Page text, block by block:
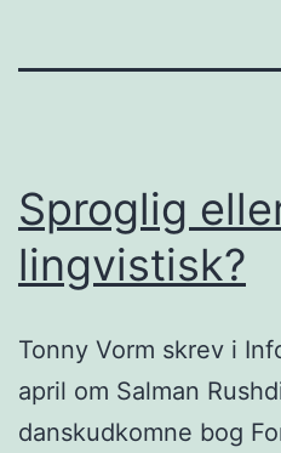
Sproglig
lingvistisk?
Tonny Vorm skrev i
april om Salman
danskudkomne bog